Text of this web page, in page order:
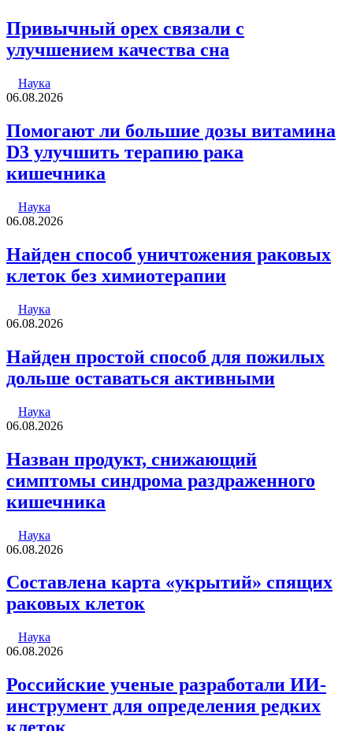
Привычный орех связали с
улучшением качества сна
Наука
06.08.2026
Помогают ли большие дозы витамина
D3 улучшить терапию рака
кишечника
Наука
06.08.2026
Найден способ уничтожения раковых
клеток без химиотерапии
Наука
06.08.2026
Найден простой способ для пожилых
дольше оставаться активными
Наука
06.08.2026
Назван продукт, снижающий
симптомы синдрома раздраженного
кишечника
Наука
06.08.2026
Составлена карта «укрытий» спящих
раковых клеток
Наука
06.08.2026
Российские ученые разработали ИИ-
инструмент для определения редких